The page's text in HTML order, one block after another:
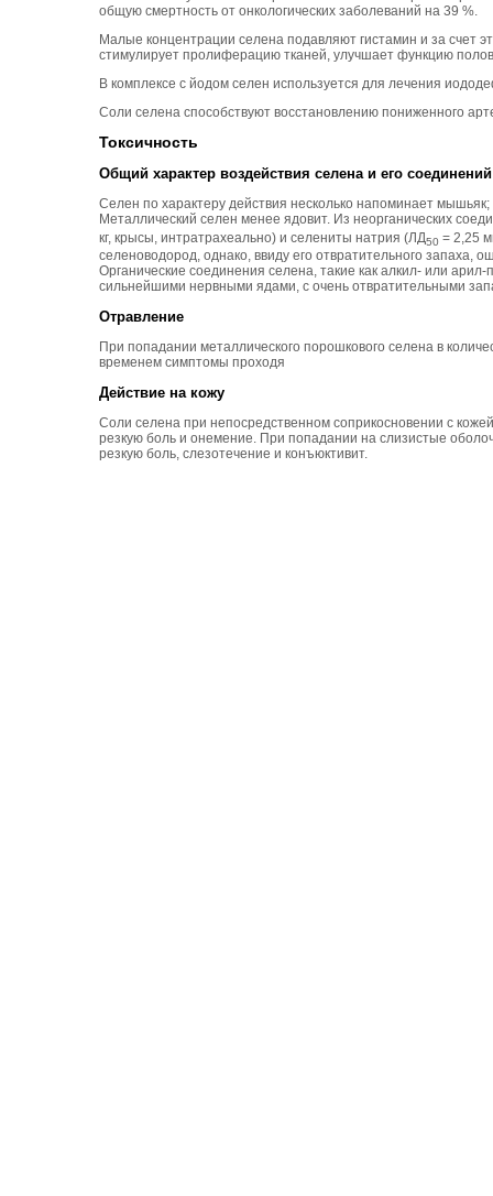
общую смертность от онкологических заболеваний на 39 %.
Малые концентрации селена подавляют гистамин и за счет
стимулирует пролиферацию тканей, улучшает функцию
В комплексе с йодом селен используется для лечения
Соли селена способствуют восстановлению пониженного
Токсичность
Общий характер воздействия селена и его соединений
Селен по характеру действия несколько напоминает
Металлический селен менее ядовит. Из неорганических
кг, крысы, интратрахеально) и селениты натрия (ЛД50 = 2,25
селеноводород, однако, ввиду его отвратительного запаха,
Органические соединения селена, такие как алкил- или
сильнейшими нервными ядами, с очень отвратительными
Отравление
При попадании металлического порошкового селена в
временем симптомы проходя
Действие на кожу
Соли селена при непосредственном соприкосновении с
резкую боль и онемение. При попадании на слизистые
резкую боль, слезотечение и конъюктивит.